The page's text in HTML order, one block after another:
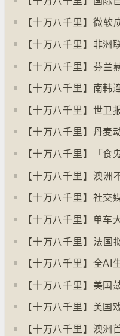
【十万八千里】社交
【十万八千里】⁠法国
【十万八千里】美国